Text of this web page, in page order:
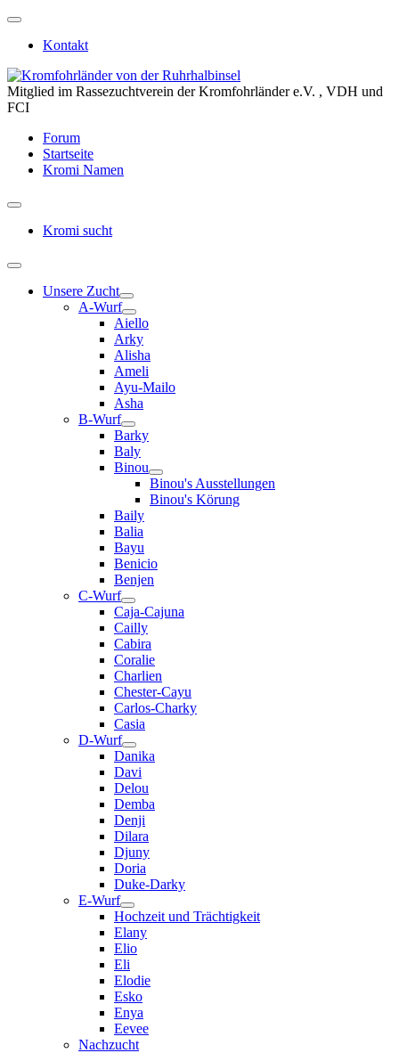
Kontakt
Mitglied im Rassezuchtverein der Kromfohrländer e.V. , VDH und
FCI
Forum
Startseite
Kromi Namen
Kromi sucht
Unsere Zucht
A-Wurf
Aiello
Arky
Alisha
Ameli
Ayu-Mailo
Asha
B-Wurf
Barky
Baly
Binou
Binou's Ausstellungen
Binou's Körung
Baily
Balia
Bayu
Benicio
Benjen
C-Wurf
Caja-Cajuna
Cailly
Cabira
Coralie
Charlien
Chester-Cayu
Carlos-Charky
Casia
D-Wurf
Danika
Davi
Delou
Demba
Denji
Dilara
Djuny
Doria
Duke-Darky
E-Wurf
Hochzeit und Trächtigkeit
Elany
Elio
Eli
Elodie
Esko
Enya
Eevee
Nachzucht